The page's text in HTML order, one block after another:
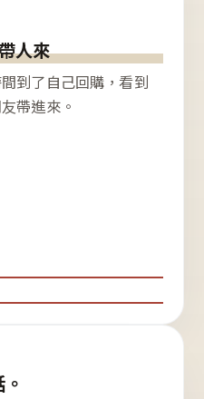
人來
到了自己回購，看到
帶進來。